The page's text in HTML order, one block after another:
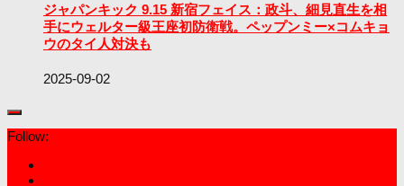
ジャパンキック 9.15 新宿フェイス：政斗、細見直生を相
手にウェルター級王座初防衛戦。ペップンミー×コムキョ
ウのタイ人対決も
2025-09-02
Follow: